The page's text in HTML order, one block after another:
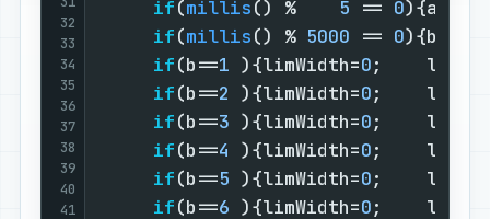
32
33
34
35
36
37
38
39
40
41
if(millis() % 5 == 0
if(millis() % 5000 == 0
if(b==1 ){limWidth=0;
if(b==2 ){limWidth=0;
if(b==3 ){limWidth=0;
if(b==4 ){limWidth=0;
if(b==5 ){limWidth=0;
if(b==6 ){limWidth=0;